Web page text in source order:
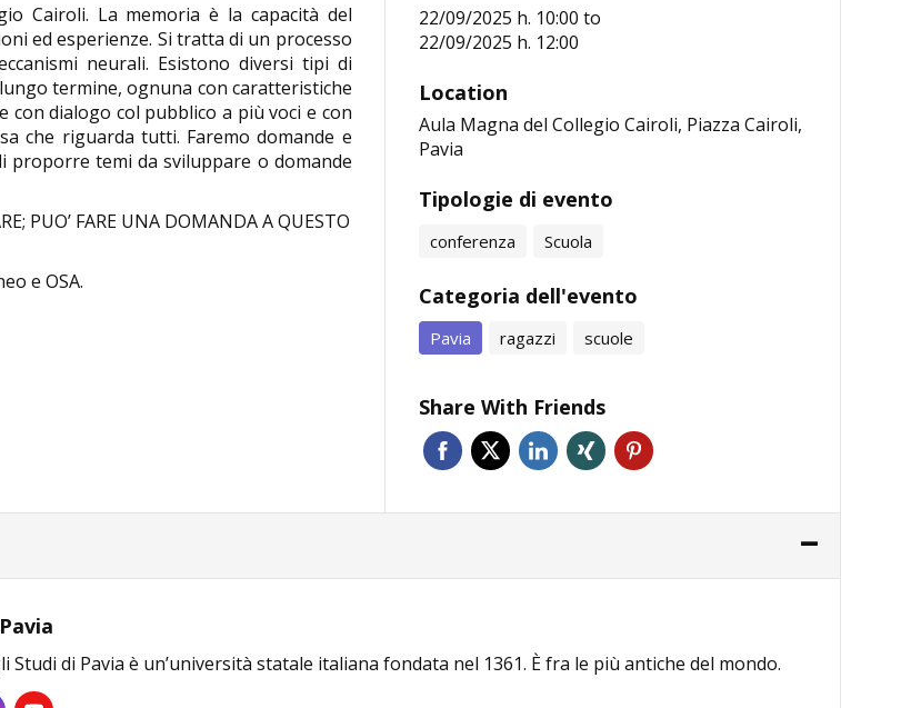
Cairoli. La memoria è la capacità del
ed esperienze. Si tratta di un processo
neurali. Esistono diversi tipi di
termine, ognuna con caratteristiche
con dialogo col pubblico a più voci e con
che riguarda tutti. Faremo domande e
proporre temi da sviluppare o domande
PUO’ FARE UNA DOMANDA A QUESTO
e OSA.
22/09/2025 h. 10:00 to
22/09/2025 h. 12:00
Location
Aula Magna del Collegio Cairoli, Piazza Cairoli,
Pavia
Tipologie di evento
conferenza Scuola
Categoria dell'evento
Pavia ragazzi scuole
Share With Friends
Studi di Pavia è un’università statale italiana fondata nel 1361. È fra le più antiche del mondo.